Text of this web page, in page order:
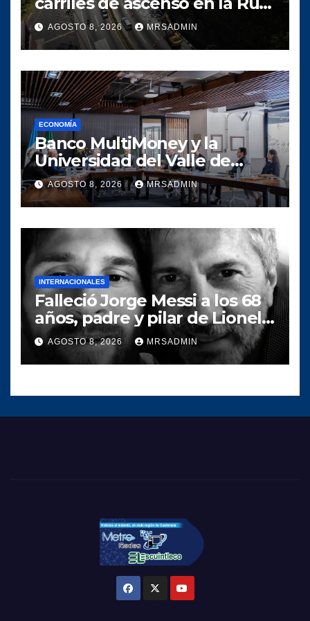
Interamericana Mixco-San
Lucas
AGOSTO 8, 2026 MRSADMIN
ECONOMÍA
Banco MultiMoney y la
Universidad del Valle de
Guatemala crean alianza
para conectar el talento
universitario con la banca
digital
AGOSTO 8, 2026 MRSADMIN
INTERNACIONALES
Falleció Jorge Messi a los 68
años, padre y pilar de Lionel
Messi
AGOSTO 8, 2026 MRSADMIN